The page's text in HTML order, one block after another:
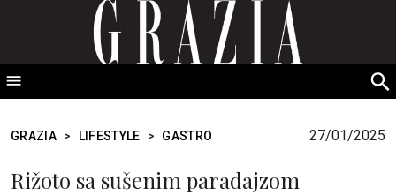
GRAZIA Srbija
GRAZIA > LIFESTYLE > GASTRO 27/01/2025
Rižoto sa sušenim paradajzom